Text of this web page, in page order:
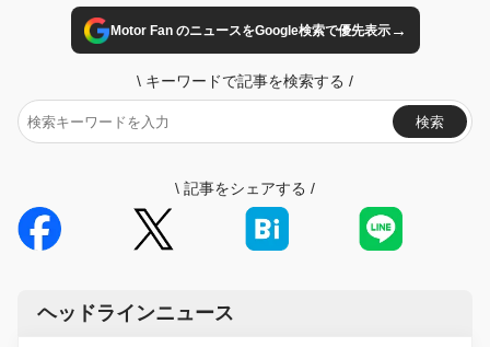
Motor Fan のニュースをGoogle検索で優先表示→
\ キーワードで記事を検索する /
検索
\ 記事をシェアする /
ヘッドラインニュース